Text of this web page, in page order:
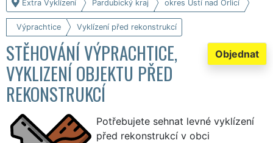
Extra Vyklízení Pardubický kraj okres Ústí nad Orlicí
Výprachtice Vyklízení před rekonstrukcí
Objednat
STĚHOVÁNÍ VÝPRACHTICE,
VYKLIZENÍ OBJEKTU PŘED
REKONSTRUKCÍ
Potřebujete sehnat levné vyklízení
před rekonstrukcí v obci